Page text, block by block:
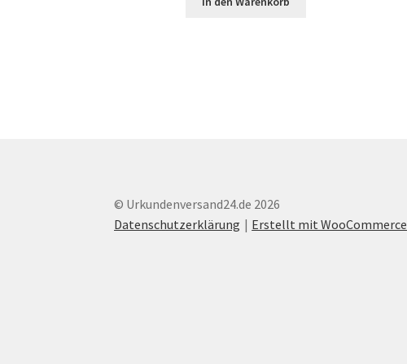
© Urkundenversand24.de 2026
Datenschutzerklärung
Erstellt mit WooCommerce